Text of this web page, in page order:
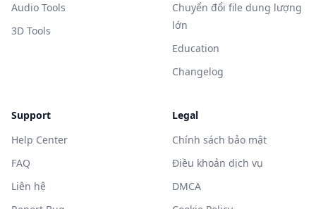
Audio Tools
3D Tools
Chuyển đổi file dung lượng
lớn
Education
Changelog
Support
Help Center
FAQ
Liên hệ
Legal
Chính sách bảo mật
Điều khoản dịch vụ
DMCA